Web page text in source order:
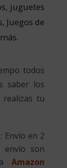
juguetes
Juegos de
todos
saber los
realizas tu
Envío en 2
envío son
aAmazon